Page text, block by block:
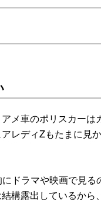
メ車のポリスカー
レディZもたまに見
ドラマや映画で見
構露出しているから